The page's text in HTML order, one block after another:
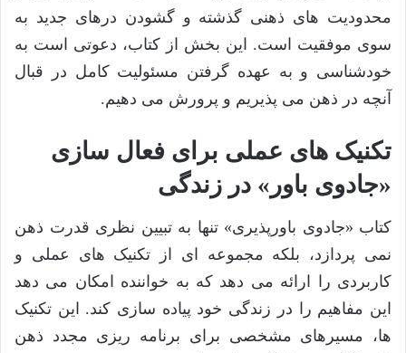
محدودیت های ذهنی گذشته و گشودن درهای جدید به
سوی موفقیت است. این بخش از کتاب، دعوتی است به
خودشناسی و به عهده گرفتن مسئولیت کامل در قبال
آنچه در ذهن می پذیریم و پرورش می دهیم.
تکنیک های عملی برای فعال سازی
«جادوی باور» در زندگی
کتاب «جادوی باورپذیری» تنها به تبیین نظری قدرت ذهن
نمی پردازد، بلکه مجموعه ای از تکنیک های عملی و
کاربردی را ارائه می دهد که به خواننده امکان می دهد
این مفاهیم را در زندگی خود پیاده سازی کند. این تکنیک
ها، مسیرهای مشخصی برای برنامه ریزی مجدد ذهن